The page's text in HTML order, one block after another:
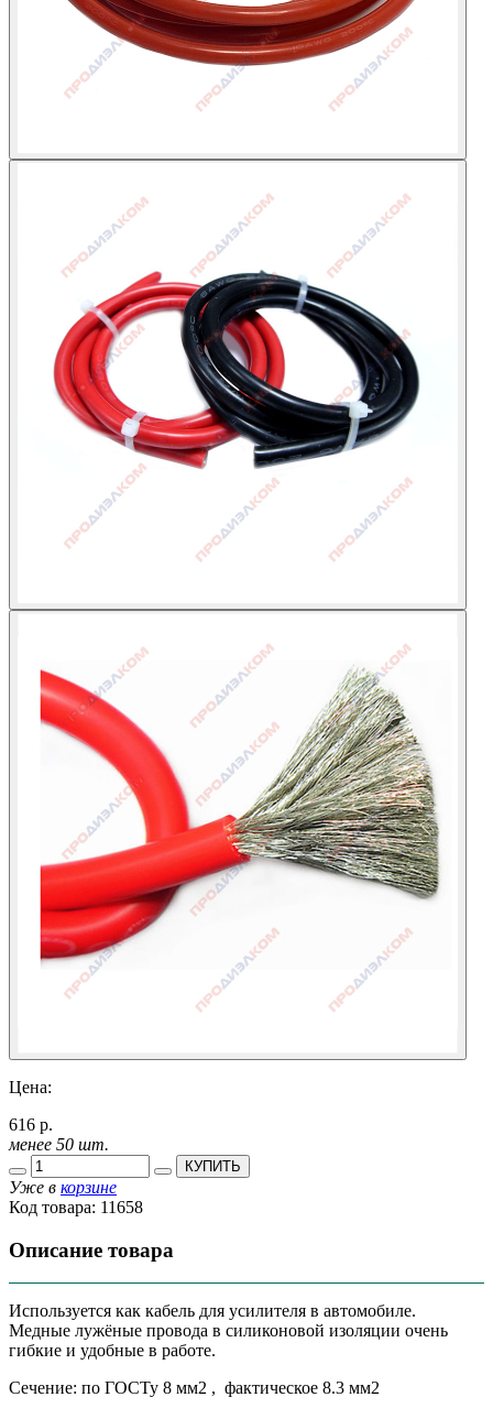
Цена:
616 р.
менее 50 шт.
КУПИТЬ
Уже в корзине
Код товара: 11658
Описание товара
Используется как кабель для усилителя в автомобиле.
Медные лужёные провода в силиконовой изоляции очень
гибкие и удобные в работе.
Сечение: по ГОСТу 8 мм2 , фактическое 8.3 мм2